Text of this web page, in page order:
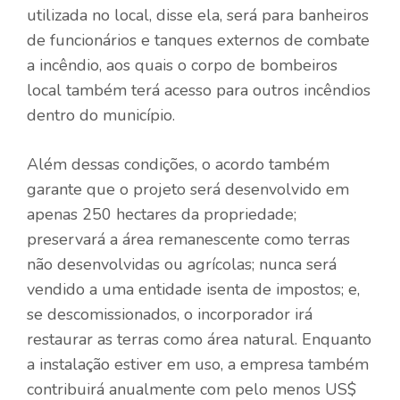
utilizada no local, disse ela, será para banheiros
de funcionários e tanques externos de combate
a incêndio, aos quais o corpo de bombeiros
local também terá acesso para outros incêndios
dentro do município.
Além dessas condições, o acordo também
garante que o projeto será desenvolvido em
apenas 250 hectares da propriedade;
preservará a área remanescente como terras
não desenvolvidas ou agrícolas; nunca será
vendido a uma entidade isenta de impostos; e,
se descomissionados, o incorporador irá
restaurar as terras como área natural. Enquanto
a instalação estiver em uso, a empresa também
contribuirá anualmente com pelo menos US$